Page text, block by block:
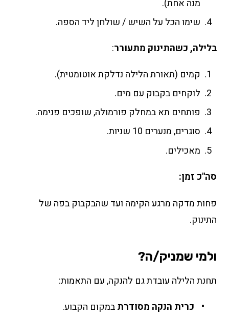
מנה אחת).
שימו הכל על השיש / שולחן ליד הספה.
בלילה, כשהתינוק מתעורר:
קמים (תאורת הלילה נדלקת אוטומטית).
לוקחים בקבוק עם מים.
פותחים תא במחלק פורמולה, שופכים פנימה.
סוגרים, מנערים 10 שניות.
מאכילים.
סה"כ זמן:
פחות מדקה מרגע הקימה ועד שהבקבוק בפה של
התינוק.
ולמי שמניק/ה?
תחנת הלילה עובדת גם להנקה, עם התאמות:
כרית הנקה מסודרתבמקום הקבוע.